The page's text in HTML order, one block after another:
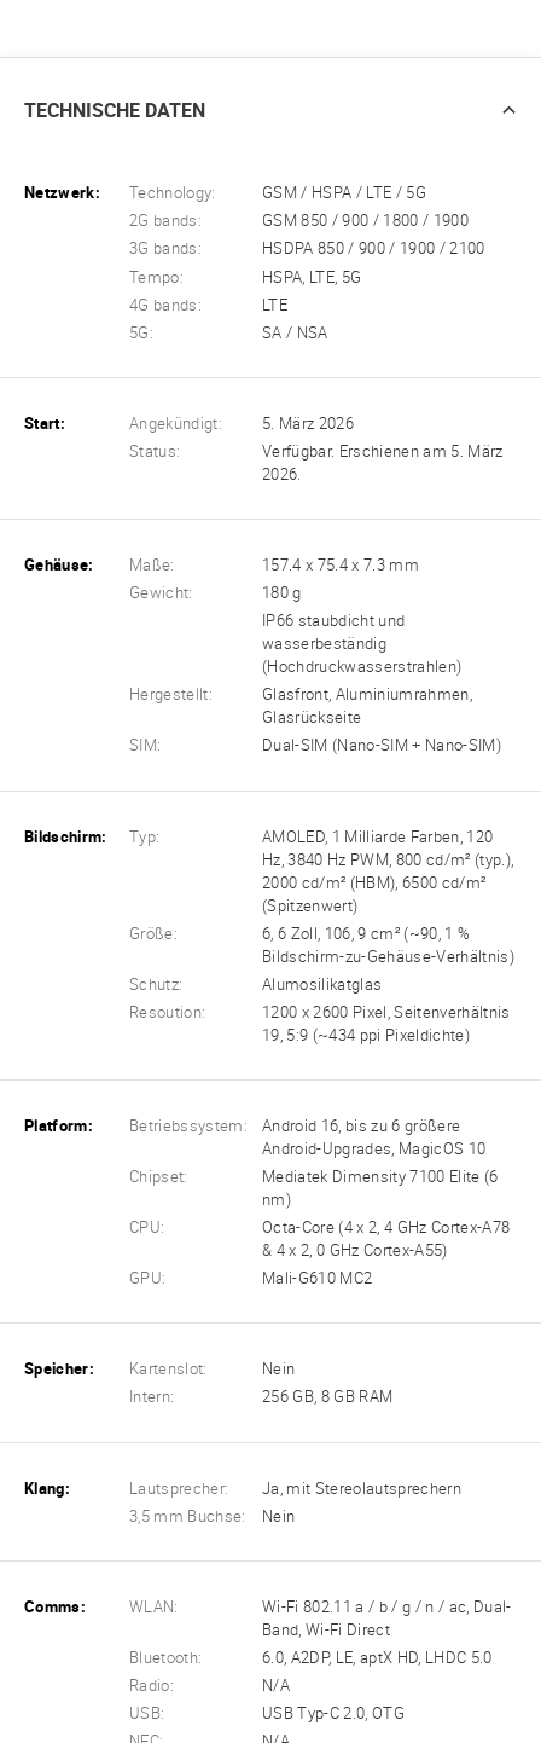
TECHNISCHE DATEN
Netzwerk: Technology:
GSM / HSPA / LTE / 5G
2G bands:
GSM 850 / 900 / 1800 / 1900
3G bands:
HSDPA 850 / 900 / 1900 / 2100
Tempo:
HSPA, LTE, 5G
4G bands:
LTE
5G:
SA / NSA
Start: Angekündigt:
5. März 2026
Status:
Verfügbar. Erschienen am 5. März
2026.
Gehäuse: Maße:
157.4 x 75.4 x 7.3 mm
Gewicht:
180 g
IP66 staubdicht und
wasserbeständig
(Hochdruckwasserstrahlen)
Hergestellt:
Glasfront, Aluminiumrahmen,
Glasrückseite
SIM:
Dual-SIM (Nano-SIM + Nano-SIM)
Bildschirm: Typ:
AMOLED, 1 Milliarde Farben, 120
Hz, 3840 Hz PWM, 800 cd/m² (typ.),
2000 cd/m² (HBM), 6500 cd/m²
(Spitzenwert)
Größe:
6, 6 Zoll, 106, 9 cm² (~90, 1 %
Bildschirm-zu-Gehäuse-Verhältnis)
Schutz:
Alumosilikatglas
Resoution:
1200 x 2600 Pixel, Seitenverhältnis
19, 5:9 (~434 ppi Pixeldichte)
Platform: Betriebssystem:
Android 16, bis zu 6 größere
Android-Upgrades, MagicOS 10
Chipset:
Mediatek Dimensity 7100 Elite (6
nm)
CPU:
Octa-Core (4 x 2, 4 GHz Cortex-A78
& 4 x 2, 0 GHz Cortex-A55)
GPU:
Mali-G610 MC2
Speicher: Kartenslot:
Nein
Intern:
256 GB, 8 GB RAM
Klang: Lautsprecher:
Ja, mit Stereolautsprechern
3,5 mm Buchse:
Nein
Comms: WLAN:
Wi-Fi 802.11 a / b / g / n / ac, Dual-
Band, Wi-Fi Direct
Bluetooth:
6.0, A2DP, LE, aptX HD, LHDC 5.0
Radio:
N/A
USB:
USB Typ-C 2.0, OTG